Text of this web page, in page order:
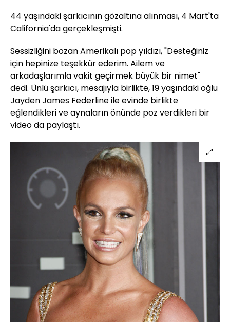
44 yaşındaki şarkıcının gözaltına alınması, 4 Mart'ta
California'da gerçekleşmişti.
Sessizliğini bozan Amerikalı pop yıldızı, "Desteğiniz
için hepinize teşekkür ederim. Ailem ve
arkadaşlarımla vakit geçirmek büyük bir nimet"
dedi. Ünlü şarkıcı, mesajıyla birlikte, 19 yaşındaki oğlu
Jayden James Federline ile evinde birlikte
eğlendikleri ve aynaların önünde poz verdikleri bir
video da paylaştı.